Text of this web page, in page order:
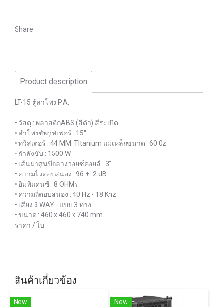
Share
Product description
LT-15 ตู้ล่าโพง P.A.
• วัสดุ : พลาสติกABS (สีดำ) สีระเบิด
• ลำโพงชัพวูฟเฟอร์ : 15"
• ทวิสเตอร์ : 44 MM. TItanium แม่เหล็กขนาด : 60 0z
• กำลังขับ : 1500 W
• เส้นม่าศูนบีกลางวอยซ์คอยล์ : 3"
• ความไวตอบสนอง : 96 +- 2 dB
• อิมพิแดนซี : 8 OHMร
• ความถี่ตอบสนอง : 40 Hz - 18 Khz
• เสียง 3 WAY - แบบ 3 ทาง
• ขนาด : 460 x 460 x 740 mm.
ราคา / ใบ
สินค้าเกี่ยวข้อง
New
New